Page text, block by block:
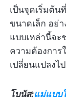
เป็นจุดเริ่มต้น
ขนาดเล็ก อย่
แบบเหล่านี้จ
ความต้องกา
เปลี่ยนแปลงไป
โบนัส:แม่แบบ